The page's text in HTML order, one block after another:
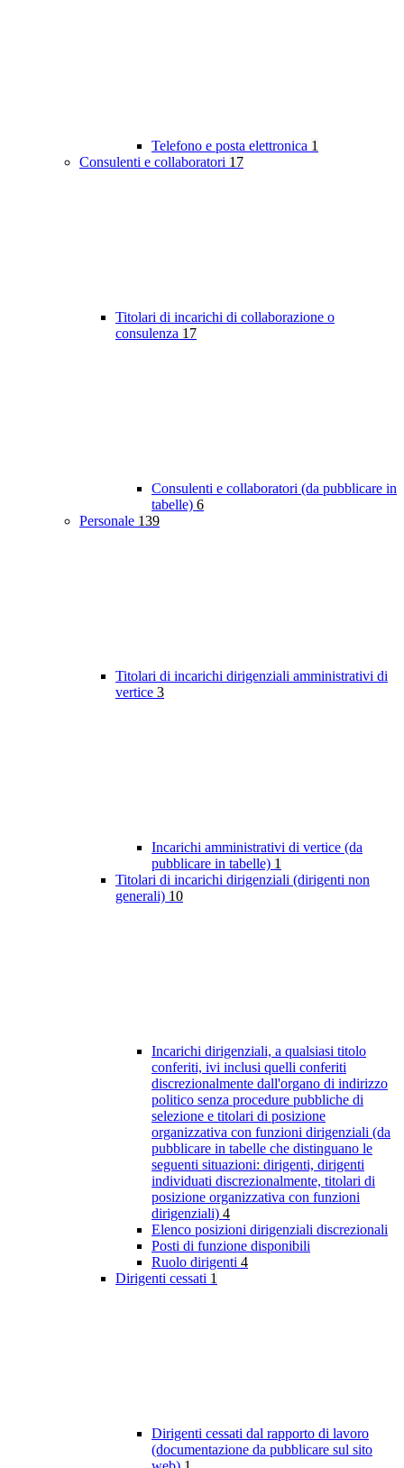
Telefono e posta elettronica 1
Consulenti e collaboratori 17
Titolari di incarichi di collaborazione o
consulenza 17
Consulenti e collaboratori (da pubblicare in
tabelle) 6
Personale 139
Titolari di incarichi dirigenziali amministrativi di
vertice 3
Incarichi amministrativi di vertice (da
pubblicare in tabelle) 1
Titolari di incarichi dirigenziali (dirigenti non
generali) 10
Incarichi dirigenziali, a qualsiasi titolo
conferiti, ivi inclusi quelli conferiti
discrezionalmente dall'organo di indirizzo
politico senza procedure pubbliche di
selezione e titolari di posizione
organizzativa con funzioni dirigenziali (da
pubblicare in tabelle che distinguano le
seguenti situazioni: dirigenti, dirigenti
individuati discrezionalmente, titolari di
posizione organizzativa con funzioni
dirigenziali) 4
Elenco posizioni dirigenziali discrezionali
Posti di funzione disponibili
Ruolo dirigenti 4
Dirigenti cessati 1
Dirigenti cessati dal rapporto di lavoro
(documentazione da pubblicare sul sito